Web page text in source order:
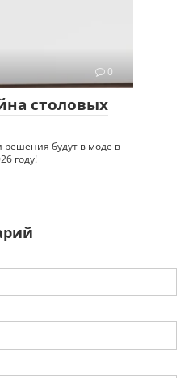
0
столовых
решения будут в моде в
году!